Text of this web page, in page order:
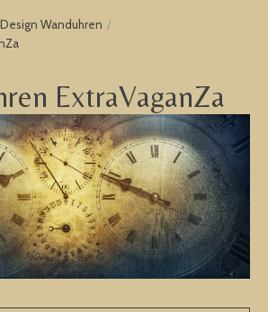
Wanduhren /
ExtraVaganZa